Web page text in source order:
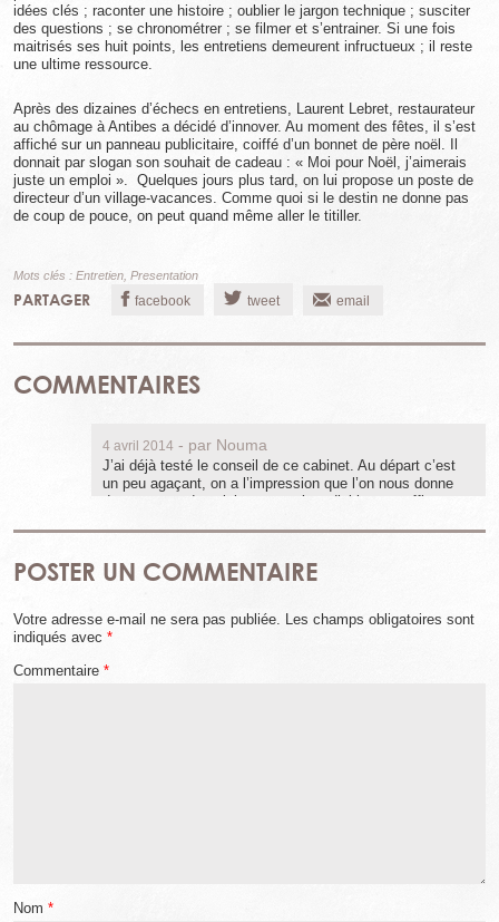
idées clés ; raconter une histoire ; oublier le jargon technique ; susciter
des questions ; se chronométrer ; se filmer et s’entrainer. Si une fois
maitrisés ses huit points, les entretiens demeurent infructueux ; il reste
une ultime ressource.
Après des dizaines d’échecs en entretiens, Laurent Lebret, restaurateur
au chômage à Antibes a décidé d’innover. Au moment des fêtes, il s’est
affiché sur un panneau publicitaire, coiffé d’un bonnet de père noël. Il
donnait par slogan son souhait de cadeau : « Moi pour Noël, j’aimerais
juste un emploi ». Quelques jours plus tard, on lui propose un poste de
directeur d’un village-vacances. Comme quoi si le destin ne donne pas
de coup de pouce, on peut quand même aller le titiller.
Mots clés : Entretien Presentation
PARTAGER facebook tweet email
COMMENTAIRES
4 avril 2014- par Nouma
J’ai déjà testé le conseil de ce cabinet. Au départ c’est
un peu agaçant, on a l’impression que l’on nous donne
des recettes de cuisine, mas c’est diablement efficace.
POSTER UN COMMENTAIRE
Votre adresse e-mail ne sera pas publiée. Les champs obligatoires sont
indiqués avec *
Commentaire *
Nom *